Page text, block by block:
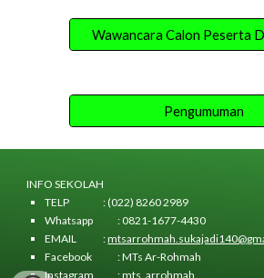
Wawancara Calon Peserta
Pengumuman
INFO SEKOLAH
TELP
: (022) 8260 2989
Whatsapp
: 0821-1677-4430
EMAIL
:
Facebook
: MTs Ar-Rohmah
Instagram
: mts_arrohmah